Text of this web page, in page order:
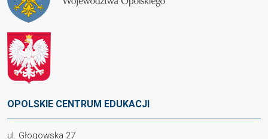
OPOLSKIE CENTRUM EDUKACJI
ul. Głogowska 27